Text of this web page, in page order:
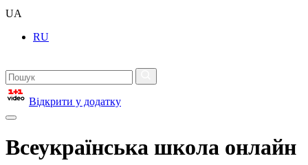
UA
RU
Відкрити у додатку
Всеукраїнська школа онлайн